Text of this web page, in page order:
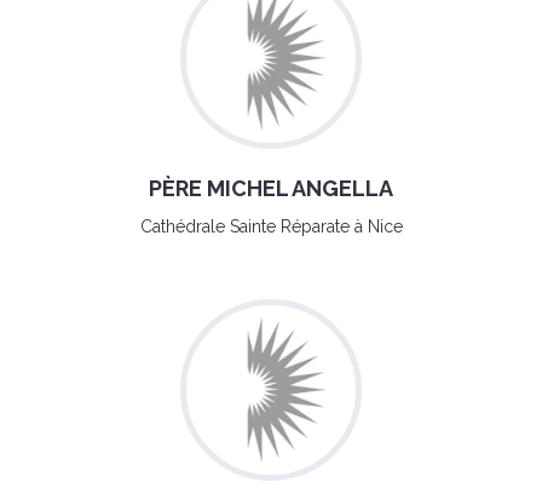
PÈRE MICHEL ANGELLA
Cathédrale Sainte Réparate à Nice